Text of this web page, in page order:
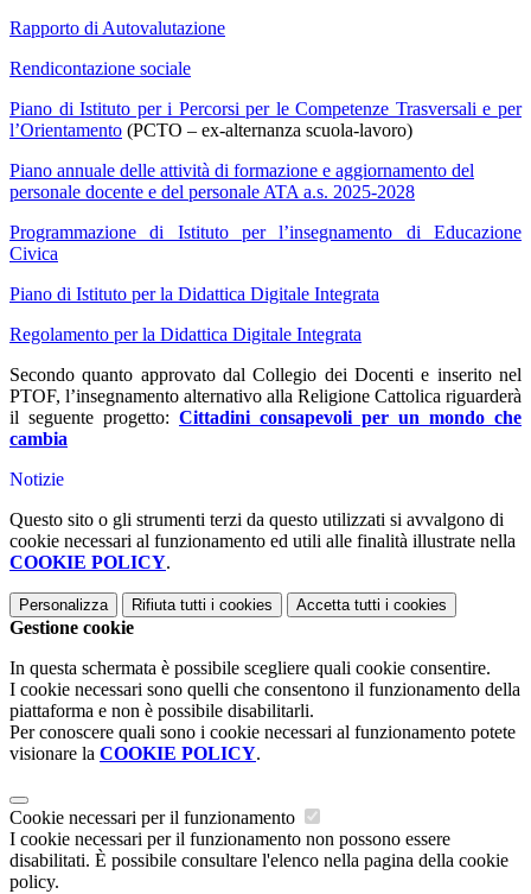
Rapporto di Autovalutazione
Rendicontazione sociale
Piano di Istituto per i Percorsi per le Competenze Trasversali e per
l’Orientamento (PCTO – ex-alternanza scuola-lavoro)
Piano annuale delle attività di formazione e aggiornamento del
personale docente e del personale ATA a.s. 2025-2028
Programmazione di Istituto per l’insegnamento di Educazione
Civica
Piano di Istituto per la Didattica Digitale Integrata
Regolamento per la Didattica Digitale Integrata
Secondo quanto approvato dal Collegio dei Docenti e inserito nel
PTOF, l’insegnamento alternativo alla Religione Cattolica riguarderà
il seguente progetto: Cittadini consapevoli per un mondo che
cambia
Notizie
Questo sito o gli strumenti terzi da questo utilizzati si avvalgono di
cookie necessari al funzionamento ed utili alle finalità illustrate nella
COOKIE POLICY.
Personalizza Rifiuta tutti i cookies Accetta tutti i cookies
Gestione cookie
In questa schermata è possibile scegliere quali cookie consentire.
I cookie necessari sono quelli che consentono il funzionamento della
piattaforma e non è possibile disabilitarli.
Per conoscere quali sono i cookie necessari al funzionamento potete
visionare la COOKIE POLICY.
Cookie necessari per il funzionamento
I cookie necessari per il funzionamento non possono essere
disabilitati. È possibile consultare l'elenco nella pagina della cookie
policy.